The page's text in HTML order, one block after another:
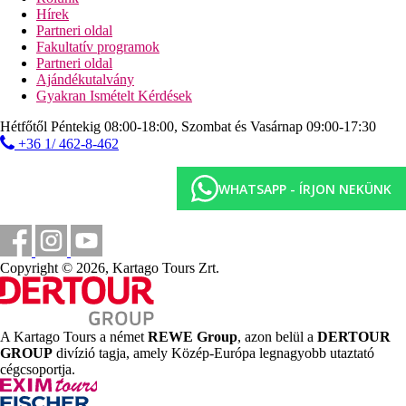
Strand
Közvetlen tengerparti szálloda
Tengerparti nyaralás
Medencék
Gyermekmedence
Hírek
Partneri oldal
Fakultatív programok
Partneri oldal
Ajándékutalvány
Gyakran Ismételt Kérdések
Hétfőtől Péntekig 08:00-18:00, Szombat és Vasárnap 09:00-17:30
+36 1/ 462-8-462
WHATSAPP - ÍRJON NEKÜNK
Copyright © 2026, Kartago Tours Zrt.
A Kartago Tours a német REWE Group, azon belül a DERTOUR
GROUP divízió tagja, amely Közép-Európa legnagyobb utaztató
cégcsoportja.